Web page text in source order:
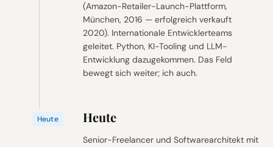
(Amazon-Retailer-Launch-Plattform,
München, 2016 — erfolgreich verkauft
2020). Internationale Entwicklerteams
geleitet. Python, KI-Tooling und LLM-
Entwicklung dazugekommen. Das Feld
bewegt sich weiter; ich auch.
Heute Heute
Senior-Freelancer und Softwarearchitekt mit